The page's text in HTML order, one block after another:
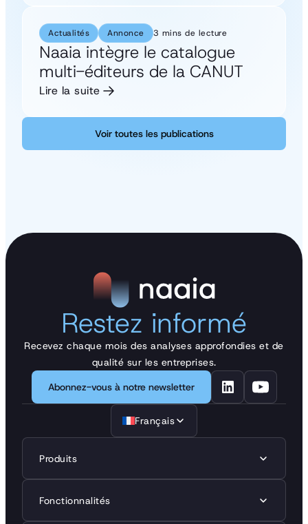
Actualités Annonce 3 mins de lecture
Naaia intègre le catalogue
multi-éditeurs de la CANUT
Lire la suite
Voir toutes les publications
Voir toutes les publications
Restez informé
Recevez chaque mois des analyses approfondies et de
qualité sur les entreprises.
Abonnez-vous à notre newsletter
Français
Produits
Fonctionnalités